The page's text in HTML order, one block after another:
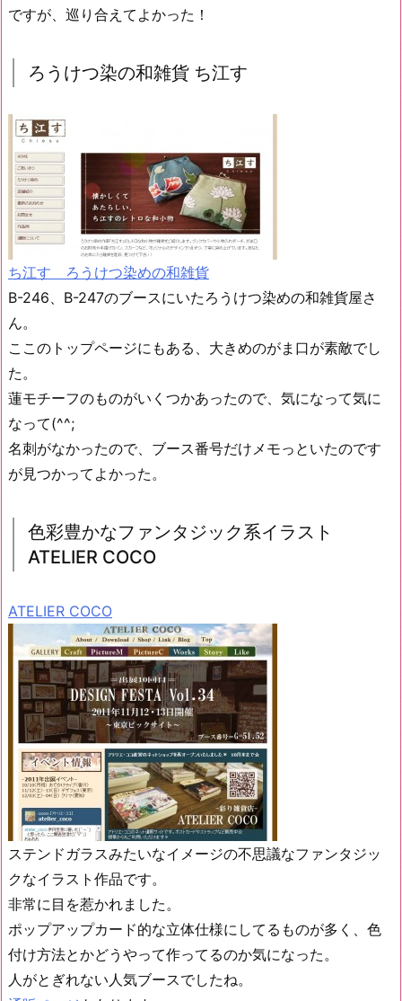
ですが、巡り合えてよかった！
ろうけつ染の和雑貨 ち江す
ち江す ろうけつ染めの和雑貨
B-246、B-247のブースにいたろうけつ染めの和雑貨屋さ
ん。
ここのトップページにもある、大きめのがま口が素敵でし
た。
蓮モチーフのものがいくつかあったので、気になって気に
なって(^^;
名刺がなかったので、ブース番号だけメモっといたのです
が見つかってよかった。
色彩豊かなファンタジック系イラスト
ATELIER COCO
ATELIER COCO
ステンドガラスみたいなイメージの不思議なファンタジッ
クなイラスト作品です。
非常に目を惹かれました。
ポップアップカード的な立体仕様にしてるものが多く、色
付け方法とかどうやって作ってるのか気になった。
人がとぎれない人気ブースでしたね。